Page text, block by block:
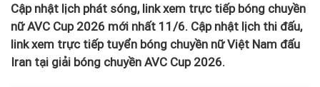
Cập nhật lịch phát sóng, link xem trực tiếp bóng chuyền
nữ AVC Cup 2026 mới nhất 11/6. Cập nhật lịch thi đấu,
link xem trực tiếp tuyển bóng chuyền nữ Việt Nam đấu
Iran tại giải bóng chuyền AVC Cup 2026.